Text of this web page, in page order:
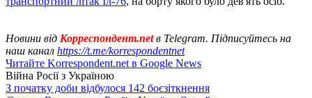
Новини від Корреспондент.netв Telegram. Підписуйтесь на
наш канал https://t.me/korrespondentnet
Читайте Korrespondent.net в Google News
Війна Росії з Україною
З початку доби відбулося 142 боєзіткнення